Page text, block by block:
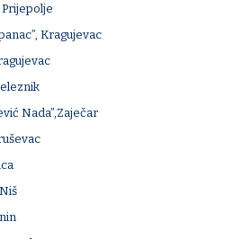
Prijepolje
Kragujevac
Nada”,Zaječar